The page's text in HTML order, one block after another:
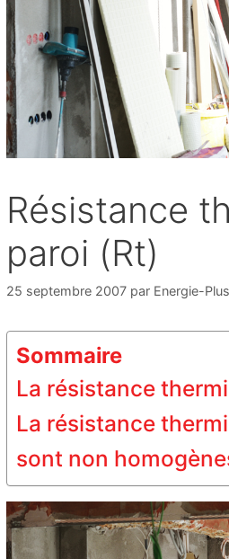
Résistance
paroi (Rt)
25 septembre 2007 par Energie-Plus
Sommaire
La résistance
La résistance
sont non